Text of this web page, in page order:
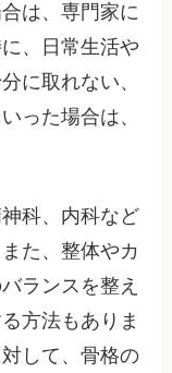
は、専門家に
、日常生活や
に取れない、
った場合は、
科、内科など
た、整体やカ
ランスを整え
方法もありま
して、骨格の